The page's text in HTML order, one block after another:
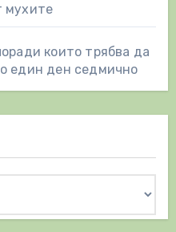
мухите
които трябва да
един ден седмично